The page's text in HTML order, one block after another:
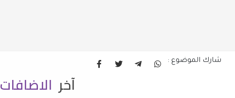
شارك الموضوع :
آخر الاضافات